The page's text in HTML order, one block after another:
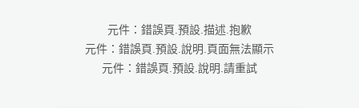
元件：錯誤頁.預設.描述.抱歉
元件：錯誤頁.預設.說明.頁面無法顯示
元件：錯誤頁.預設.說明.請重試